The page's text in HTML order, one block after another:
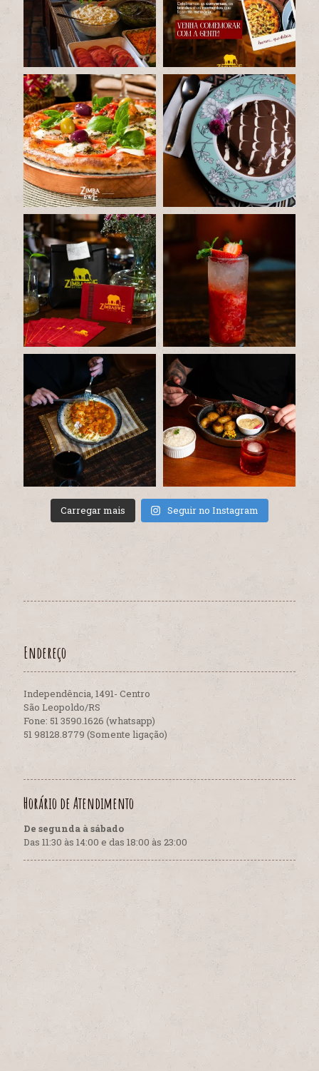
Carregar mais Seguir no Instagram
Endereço
Independência, 1491- Centro
São Leopoldo/RS
Fone: 51 3590.1626 (whatsapp)
51 98128.8779 (Somente ligação)
Horário de Atendimento
De segunda à sábado
Das 11:30 às 14:00 e das 18:00 às 23:00